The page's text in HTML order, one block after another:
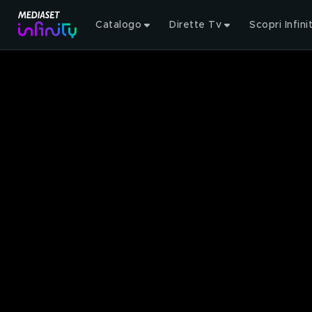
Catalogo Dirette Tv Scopri